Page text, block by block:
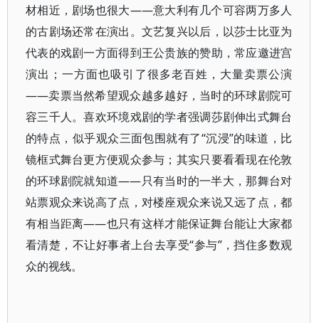
材相近，剧场也很大——意大利有几个可容两万多人
的古剧场还常在演出。文艺复兴以后，以莎士比亚为
代表的戏剧一方面得到王公贵族的赞助，常应邀进宫
演出；一方面也吸引了很多老百姓，大量卖票公演
——卖票当然希望观众越多越好，当时的环球剧院可
容三千人。喜欢环境戏剧的学者强调莎剧伸出式舞台
的特点，似乎观众三面包围就有了“沉浸”的味道，比
镜框式舞台更方便观众参与；其实只要看看现在伦敦
的环球剧院就知道——只有当时的一半大，那舞台对
站票观众来说高了点，对楼座观众来说又远了点，都
有相当距离——也只有这样才能保证舞台能让大家都
看清楚，不让好事者上台去享受“参与”，挡住多数观
众的视线。